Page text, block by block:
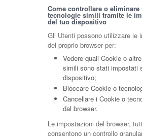
Come controllare o eliminare
tecnologie simili tramite le
del tuo dispositivo
Gli Utenti possono utilizzare le
del proprio browser per:
Vedere quali Cookie o
simili sono stati impostati
dispositivo;
Bloccare Cookie o
Cancellare i Cookie o
dal browser.
Le impostazioni del browser,
consentono un controllo